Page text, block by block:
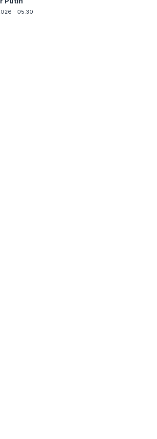
- 05.30